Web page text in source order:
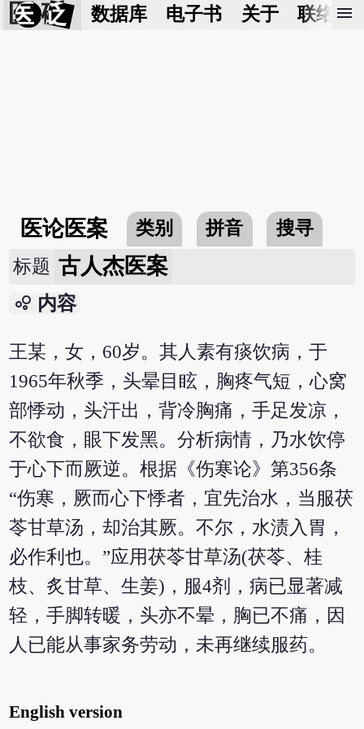
医 砭 数据库 电子书 关于 联络我
menu
医论医案 类别 拼音
搜寻
标题 古人杰医案
bubble_chart 内容
王某，女，60岁。其人素有痰饮病，于
1965年秋季，头晕目眩，胸疼气短，心窝
部悸动，头汗出，背冷胸痛，手足发凉，
不欲食，眼下发黑。分析病情，乃水饮停
于心下而厥逆。根据《伤寒论》第356条
“伤寒，厥而心下悸者，宜先治水，当服茯
苓甘草汤，却治其厥。不尔，水渍入胃，
必作利也。”应用茯苓甘草汤(茯苓、桂
枝、炙甘草、生姜)，服4剂，病已显著减
轻，手脚转暖，头亦不晕，胸已不痛，因
人已能从事家务劳动，未再继续服药。
English version